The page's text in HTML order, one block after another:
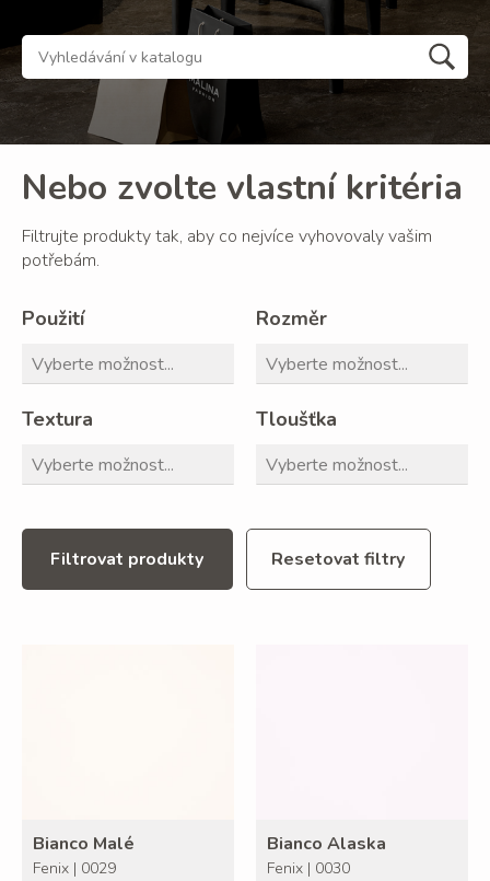
Nebo zvolte vlastní kritéria
Filtrujte produkty tak, aby co nejvíce vyhovovaly vašim
potřebám.
Použití Rozměr
Textura Tloušťka
Filtrovat produkty Resetovat filtry
Bianco Malé
Fenix | 0029
Bianco Alaska
Fenix | 0030